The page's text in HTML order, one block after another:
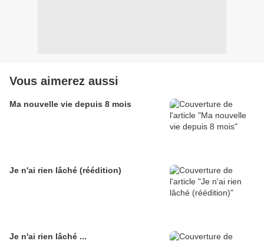
Vous aimerez aussi
Ma nouvelle vie depuis 8 mois
Je n'ai rien lâché (réédition)
Je n'ai rien lâché ...